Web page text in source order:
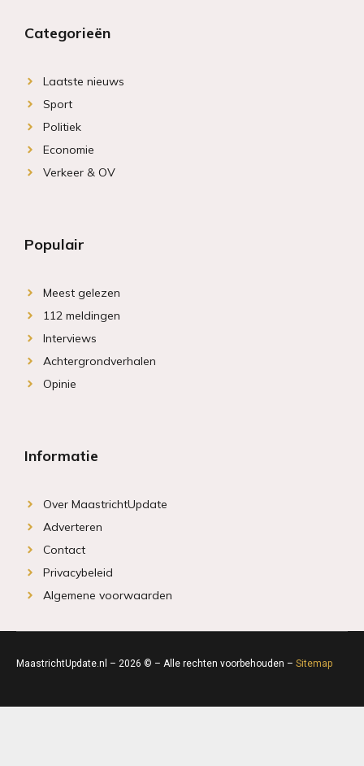
Categorieën
Laatste nieuws
Sport
Politiek
Economie
Verkeer & OV
Populair
Meest gelezen
112 meldingen
Interviews
Achtergrondverhalen
Opinie
Informatie
Over MaastrichtUpdate
Adverteren
Contact
Privacybeleid
Algemene voorwaarden
MaastrichtUpdate.nl – 2026 © – Alle rechten voorbehouden – Sitemap